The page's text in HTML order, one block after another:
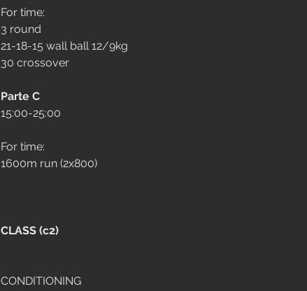
For time:
3 round
21-18-15 wall ball 12/9kg
30 crossover
Parte C
15:00-25:00
For time:
1600m run (2x800)
CLASS (c2)
CONDITIONING